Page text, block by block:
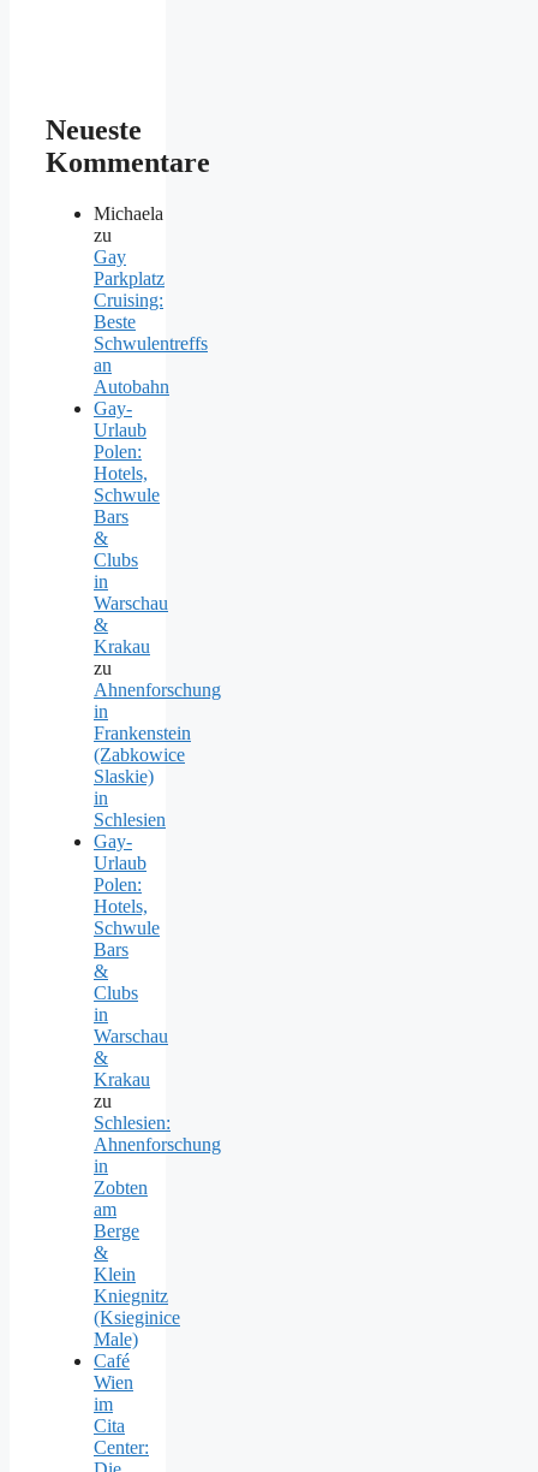
Neueste
Kommentare
Michaela
zu
Gay
Parkplatz
Cruising:
Beste
Schwulentreffs
an
Autobahn
Gay-
Urlaub
Polen:
Hotels,
Schwule
Bars
&
Clubs
in
Warschau
&
Krakau
zu
Ahnenforschung
in
Frankenstein
(Zabkowice
Slaskie)
in
Schlesien
Gay-
Urlaub
Polen:
Hotels,
Schwule
Bars
&
Clubs
in
Warschau
&
Krakau
zu
Schlesien:
Ahnenforschung
in
Zobten
am
Berge
&
Klein
Kniegnitz
(Ksieginice
Male)
Café
Wien
im
Cita
Center: